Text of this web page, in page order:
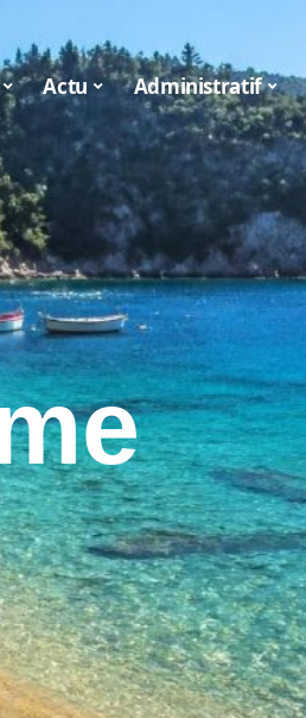
Actu Administratif